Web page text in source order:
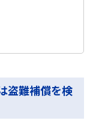
盗難補償を検